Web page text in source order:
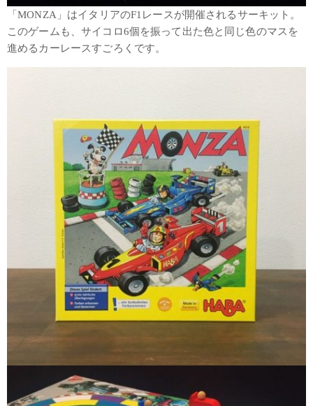
「MONZA」はイタリアのF1レースが開催されるサーキット。
このゲームも、サイコロ6個を振って出た色と同じ色のマスを
進めるカーレースすごろくです。